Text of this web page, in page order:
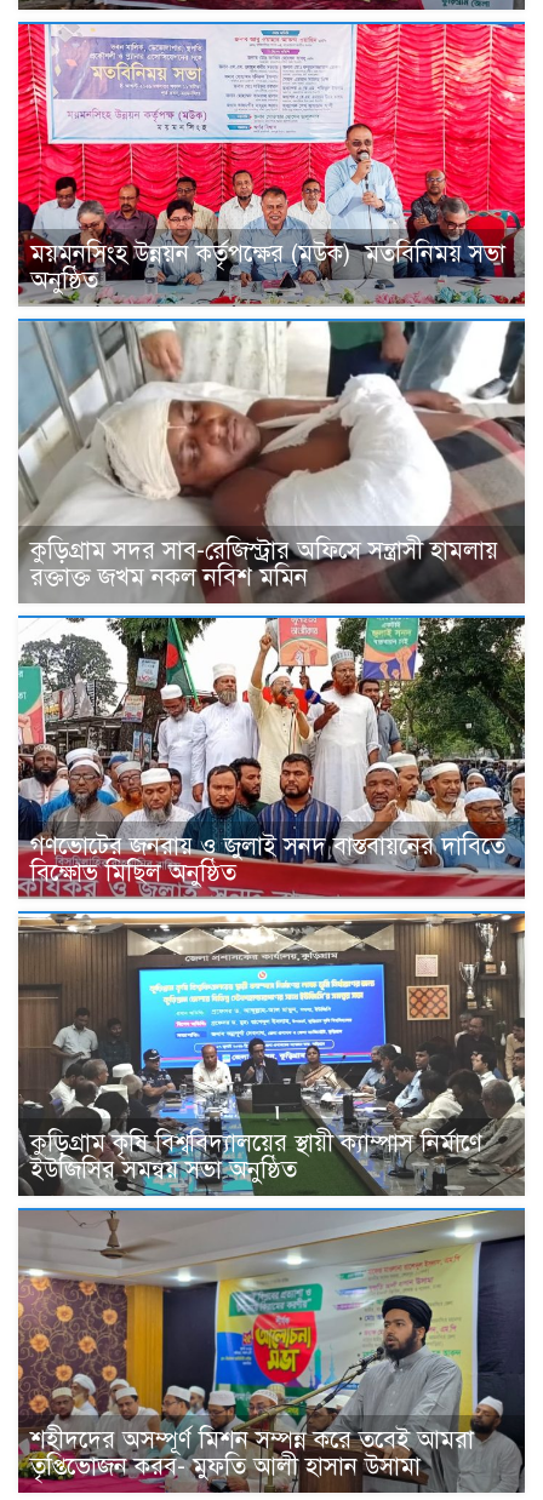
ময়মনসিংহ উন্নয়ন কর্তৃপক্ষের (মউক) মতবিনিময় সভা
অনুষ্ঠিত
কুড়িগ্রাম সদর সাব-রেজিস্ট্রার অফিসে সন্ত্রাসী হামলায়
রক্তাক্ত জখম নকল নবিশ মমিন
গণভোটের জনরায় ও জুলাই সনদ বাস্তবায়নের দাবিতে
বিক্ষোভ মিছিল অনুষ্ঠিত
কুড়িগ্রাম কৃষি বিশ্ববিদ্যালয়ের স্থায়ী ক্যাম্পাস নির্মাণে
ইউজিসির সমন্বয় সভা অনুষ্ঠিত
শহীদদের অসম্পূর্ণ মিশন সম্পন্ন করে তবেই আমরা
তৃপ্তিভোজন করব- মুফতি আলী হাসান উসামা